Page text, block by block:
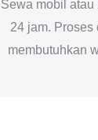
Sewa mobil atau
24 jam. Proses
membutuhkan